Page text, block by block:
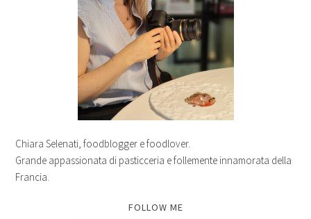
Chiara Selenati, foodblogger e foodlover.
Grande appassionata di pasticceria e follemente innamorata della
Francia.
FOLLOW ME